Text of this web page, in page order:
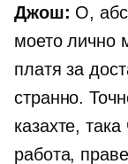
Джош: О,
моето лично
платя за
странно.
казахте,
работа,